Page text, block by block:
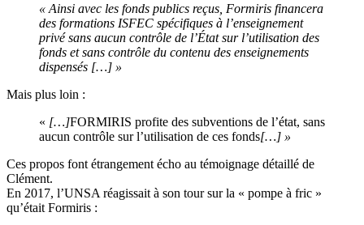
« Ainsi avec les fonds publics reçus, Formiris financera
des formations ISFEC spécifiques à l’enseignement
privé sans aucun contrôle de l’État sur l’utilisation des
fonds et sans contrôle du contenu des enseignements
dispensés […] »
Mais plus loin :
« […]FORMIRIS profite des subventions de l’état, sans
aucun contrôle sur l’utilisation de ces fonds[…] »
Ces propos font étrangement écho au témoignage détaillé de
Clément.
En 2017, l’UNSA réagissait à son tour sur la « pompe à fric »
qu’était Formiris :